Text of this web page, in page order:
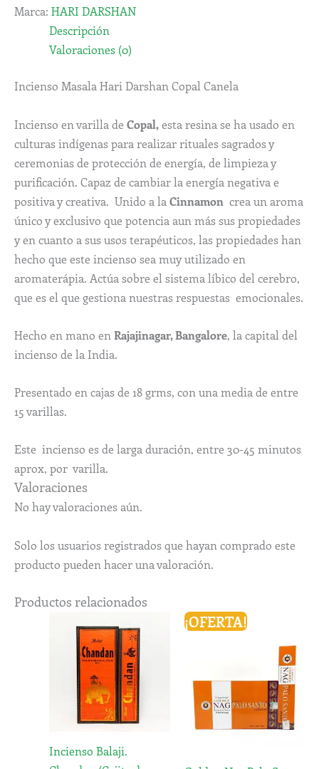
Marca: HARI DARSHAN
Descripción
Valoraciones (0)
Incienso Masala Hari Darshan Copal Canela
Incienso en varilla de Copal,esta resina se ha usado en
culturas indígenas para realizar rituales sagrados y
ceremonias de protección de energía, de limpieza y
purificación. Capaz de cambiar la energía negativa e
positiva y creativa. Unido a la Cinnamon crea un aroma
único y exclusivo que potencia aun más sus propiedades
y en cuanto a sus usos terapéuticos, las propiedades han
hecho que este incienso sea muy utilizado en
aromaterápia. Actúa sobre el sistema líbico del cerebro,
que es el que gestiona nuestras respuestas emocionales.
Hecho en mano en Rajajinagar, Bangalore, la capital del
incienso de la India.
Presentado en cajas de 18 grms, con una media de entre
15 varillas.
Este incienso es de larga duración, entre 30-45 minutos
aprox, por varilla.
Valoraciones
No hay valoraciones aún.
Solo los usuarios registrados que hayan comprado este
producto pueden hacer una valoración.
Productos relacionados
Incienso Balaji.
¡OFERTA!
El
precio
El
precio